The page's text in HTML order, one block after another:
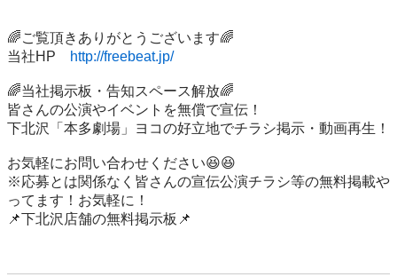
🌈ご覧頂きありがとうございます🌈
当社HP
http://freebeat.jp/
🌈当社掲示板・告知スペース解放🌈
皆さんの公演やイベントを無償で宣伝！
下北沢「本多劇場」ヨコの好立地でチラシ掲示・動画再生！
お気軽にお問い合わせください😆😆
※応募とは関係なく皆さんの宣伝公演チラシ等の無料掲載や
ってます！お気軽に！
📌下北沢店舗の無料掲示板📌